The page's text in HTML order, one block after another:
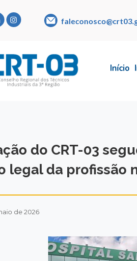
Início
do CRT-03
legal da profissão
de 2026